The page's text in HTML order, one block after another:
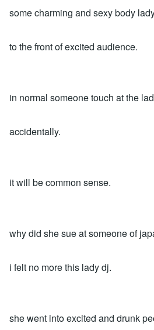
some charming and sexy body
to the front of excited audience.
in normal someone touch at the
accidentally.
it will be common sense.
why did she sue at someone of
i felt no more this lady dj.
she went into excited and drunk